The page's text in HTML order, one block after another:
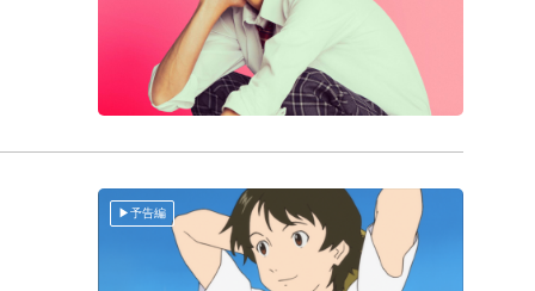
予告編